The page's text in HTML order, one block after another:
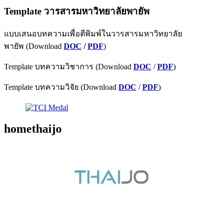
Template วารสารมหาวิทยาลัยพายัพ
แบบเสนอบทความเพื่อตีพิมพ์ในวารสารมหาวิทยาลัย
พายัพ (Download DOC /PDF)
Template บทความวิชาการ (Download DOC /PDF)
Template บทความวิจัย (Download DOC /PDF)
homethaijo